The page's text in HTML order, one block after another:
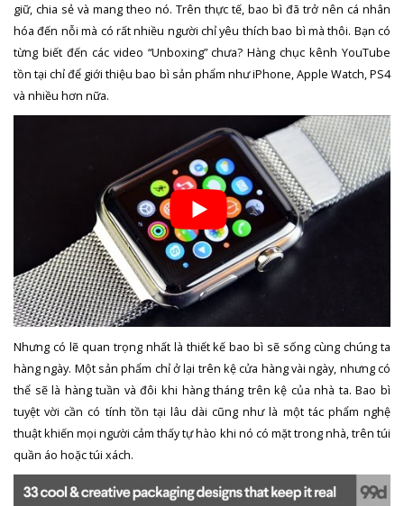
giữ, chia sẻ và mang theo nó. Trên thực tế, bao bì đã trở nên cá nhân
hóa đến nỗi mà có rất nhiều người chỉ yêu thích bao bì mà thôi. Bạn có
từng biết đến các video “Unboxing” chưa? Hàng chục kênh YouTube
tồn tại chỉ để giới thiệu bao bì sản phẩm như iPhone, Apple Watch, PS4
và nhiều hơn nữa.
Nhưng có lẽ quan trọng nhất là thiết kế bao bì sẽ sống cùng chúng ta
hàng ngày. Một sản phẩm chỉ ở lại trên kệ cửa hàng vài ngày, nhưng có
thể sẽ là hàng tuần và đôi khi hàng tháng trên kệ của nhà ta. Bao bì
tuyệt vời cần có tính tồn tại lâu dài cũng như là một tác phẩm nghệ
thuật khiến mọi người cảm thấy tự hào khi nó có mặt trong nhà, trên túi
quần áo hoặc túi xách.